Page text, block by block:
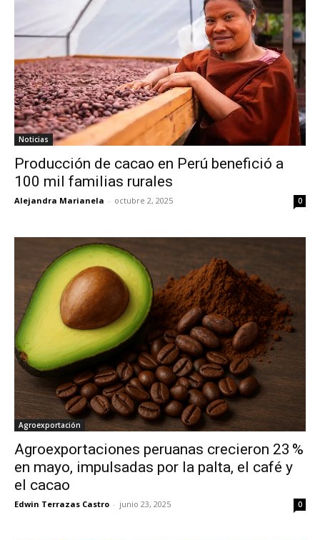
Noticias
Producción de cacao en Perú benefició a
100 mil familias rurales
Alejandra Marianela - octubre 2, 2025 0
Agroexportación
Agroexportaciones peruanas crecieron 23 %
en mayo, impulsadas por la palta, el café y
el cacao
Edwin Terrazas Castro - junio 23, 2025 0